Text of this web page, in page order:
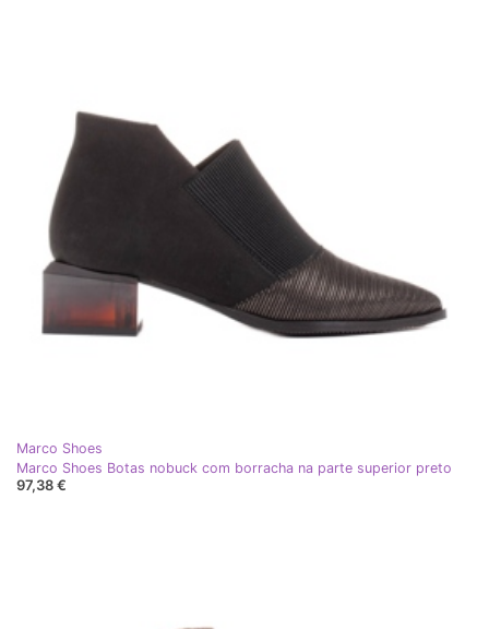
Marco Shoes
Marco Shoes Botas nobuck com borracha na parte superior preto
97,38 €